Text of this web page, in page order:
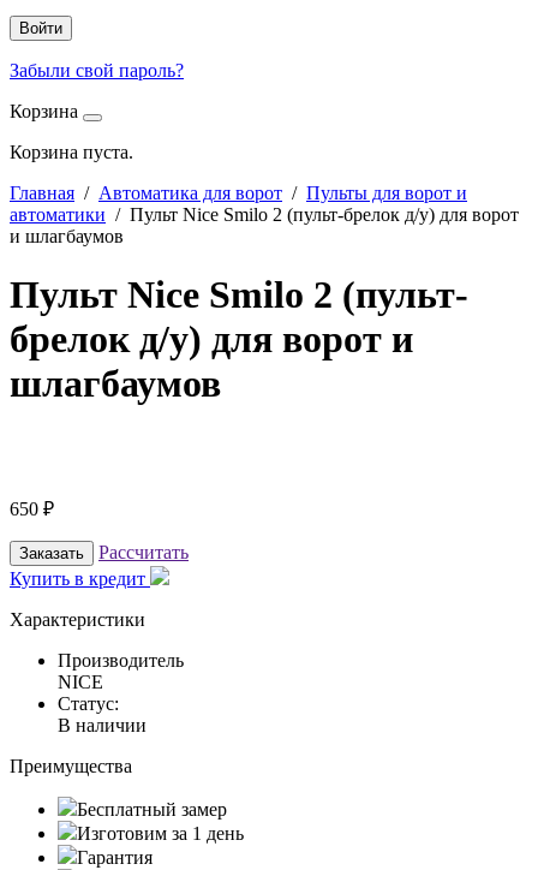
Войти
Забыли свой пароль?
Корзина
Корзина пуста.
Главная / Автоматика для ворот / Пульты для ворот и
автоматики / Пульт Nice Smilo 2 (пульт-брелок д/у) для ворот
и шлагбаумов
Пульт Nice Smilo 2 (пульт-
брелок д/у) для ворот и
шлагбаумов
650 ₽
Заказать
Рассчитать
Купить в кредит
Характеристики
Производитель
NICE
Статус:
В наличии
Преимущества
Бесплатный замер
Изготовим за 1 день
Гарантия